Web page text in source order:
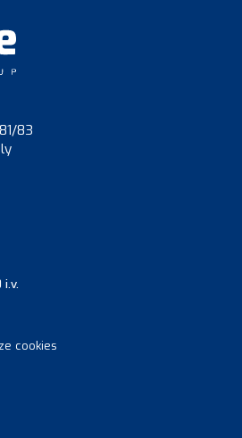
83
cookies